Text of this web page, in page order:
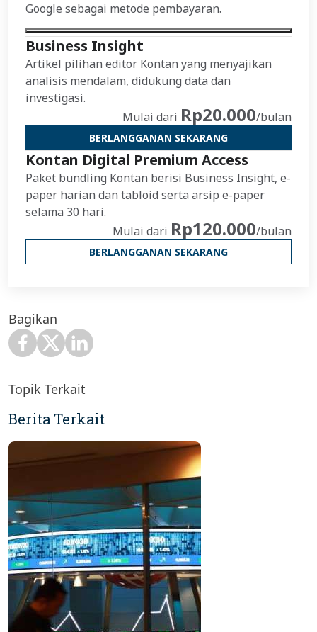
Google sebagai metode pembayaran.
Business Insight
Artikel pilihan editor Kontan yang menyajikan
analisis mendalam, didukung data dan
investigasi.
Mulai dari Rp20.000/bulan
BERLANGGANAN SEKARANG
Kontan Digital Premium Access
Paket bundling Kontan berisi Business Insight, e-
paper harian dan tabloid serta arsip e-paper
selama 30 hari.
Mulai dari Rp120.000/bulan
BERLANGGANAN SEKARANG
Bagikan
Topik Terkait
Berita Terkait